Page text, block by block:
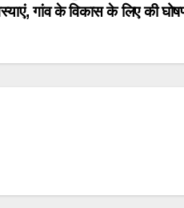
गांव के विकास के लिए की